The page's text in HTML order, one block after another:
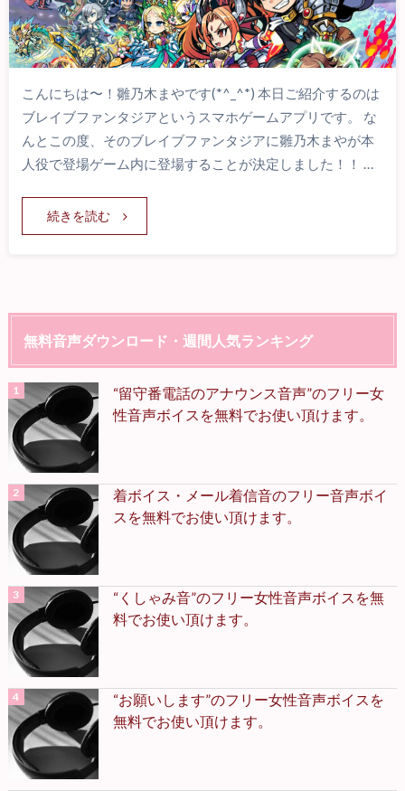
こんにちは〜！雛乃木まやです(*^_^*) 本日ご紹介するのは
ブレイブファンタジアというスマホゲームアプリです。 な
んとこの度、そのブレイブファンタジアに雛乃木まやが本
人役で登場ゲーム内に登場することが決定しました！！ …
続きを読む
無料音声ダウンロード・週間人気ランキング
“留守番電話のアナウンス音声”のフリー女
性音声ボイスを無料でお使い頂けます。
着ボイス・メール着信音のフリー音声ボイ
スを無料でお使い頂けます。
“くしゃみ音”のフリー女性音声ボイスを無
料でお使い頂けます。
“お願いします”のフリー女性音声ボイスを
無料でお使い頂けます。